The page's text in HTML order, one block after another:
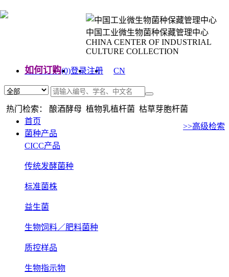
中国工业微生物菌种保藏管理中心
CHINA CENTER OF INDUSTRIAL
CULTURE COLLECTION
如何订购(0)登录注册
CN
热门检索： 酿酒酵母 植物乳植杆菌 枯草芽胞杆菌
>>高级检索
首页
菌种产品
CICC产品
传统发酵菌种
标准菌株
益生菌
生物饲料／肥料菌种
质控样品
生物指示物